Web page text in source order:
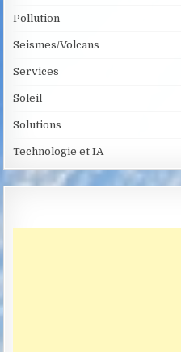
Pollution
Seismes/Volcans
Services
Soleil
Solutions
Technologie et IA